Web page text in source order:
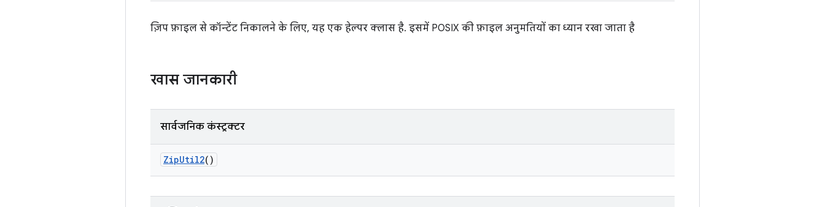
ज़िप फ़ाइल से कॉन्टेंट निकालने के लिए, यह एक हेल्पर क्लास है. इसमें POSIX की फ़ाइल अनुमतियों का ध्यान रखा जाता है
खास जानकारी
सार्वजनिक कंस्ट्रक्टर
ZipUtil2()